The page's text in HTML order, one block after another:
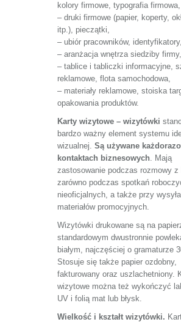
kolory firmowe, typografia firmowa,
– druki firmowe (papier, koperty,
itp.), pieczątki,
– ubiór pracowników, identyfikatory,
– aranżacja wnętrza siedziby firmy,
– tablice i tabliczki informacyjne,
reklamowe, flota samochodowa,
– materiały reklamowe, stoiska
opakowania produktów.
Karty wizytowe – wizytówki
bardzo ważny element systemu
wizualnej. Są używane
kontaktach biznesowych. Mają
zastosowanie podczas rozmowy z
zarówno podczas spotkań
nieoficjalnych, a także przy
materiałów promocyjnych.
Wizytówki drukowane są na
standardowym dwustronnie
białym, najczęściej o gramaturze
Stosuje się także papier ozdobny,
fakturowany oraz uszlachetniony.
wizytowe można też wykończyć
UV i folią mat lub błysk.
Wielkość i kształt wizytówki.